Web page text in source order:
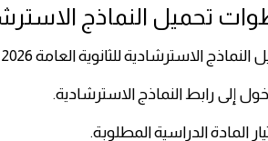
تحميل النماذج
الاسترشادية للثانوية العامة 2026 اتبع الخطوات التالية: